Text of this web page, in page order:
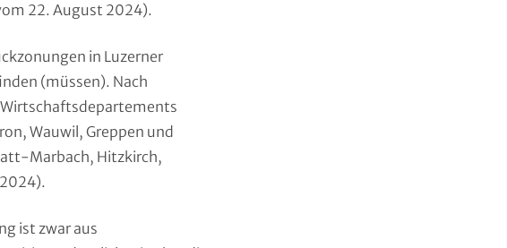
22. August 2024).
in Luzerner
(müssen). Nach
Wauwil, Greppen und
Marbach, Hitzkirch,
ist zwar aus